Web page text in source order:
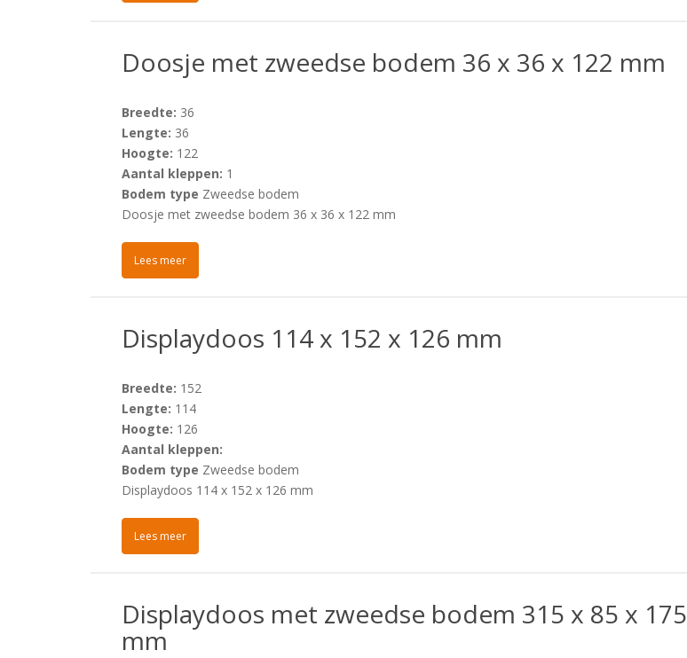
Doosje met zweedse bodem 36 x 36 x 122 mm
Breedte: 36
Lengte: 36
Hoogte: 122
Aantal kleppen: 1
Bodem type Zweedse bodem
Doosje met zweedse bodem 36 x 36 x 122 mm
Lees meer
Displaydoos 114 x 152 x 126 mm
Breedte: 152
Lengte: 114
Hoogte: 126
Aantal kleppen:
Bodem type Zweedse bodem
Displaydoos 114 x 152 x 126 mm
Lees meer
Displaydoos met zweedse bodem 315 x 85 x 175
mm